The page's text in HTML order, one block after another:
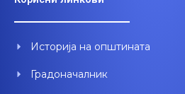
b
o
k
u
b
e
d
n
Историја на општината
Градоначалник